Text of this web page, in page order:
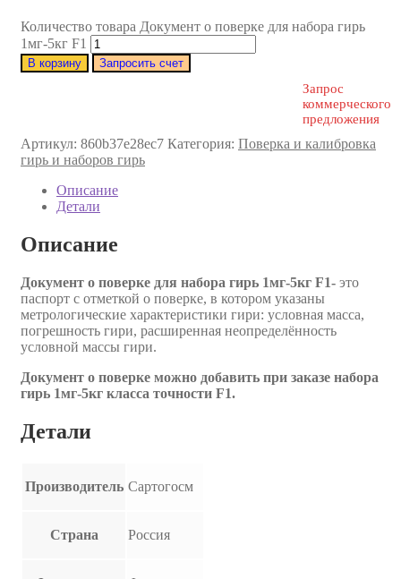
Количество товара Документ о поверке для набора гирь
1мг-5кг F1
В корзину Запросить счет
Запрос
коммерческого
предложения
Артикул: 860b37e28ec7 Категория: Поверка и калибровка
гирь и наборов гирь
Описание
Детали
Описание
Документ о поверке для набора гирь 1мг-5кг F1- это
паспорт с отметкой о поверке, в котором указаны
метрологические характеристики гири: условная масса,
погрешность гири, расширенная неопределённость
условной массы гири.
Документ о поверке можно добавить при заказе набора
гирь 1мг-5кг класса точности F1.
Детали
Производитель Сартогосм
Страна Россия